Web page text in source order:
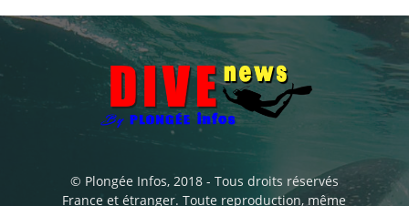
© Plongée Infos, 2018 - Tous droits réservés
France et étranger. Toute reproduction, même